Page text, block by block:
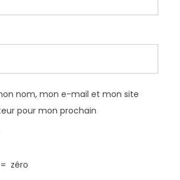
nom, mon e-mail et mon site
pour mon prochain
= zéro